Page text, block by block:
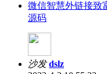
微信智慧外链接致
源码
沙发 dslz